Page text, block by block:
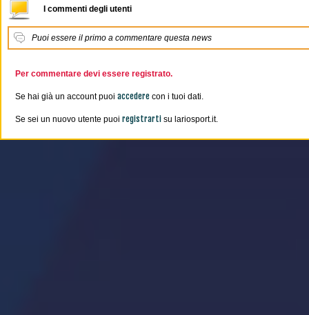
I commenti degli utenti
Puoi essere il primo a commentare questa news
Per commentare devi essere registrato.
Se hai già un account puoi accedere con i tuoi dati.
Se sei un nuovo utente puoi registrarti su lariosport.it.